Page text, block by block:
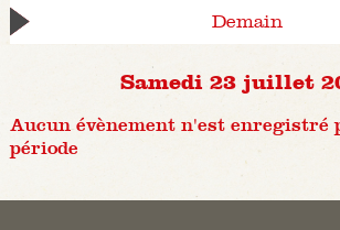
Demain
Samedi 23 juillet
Aucun évènement n'est enregistré
période